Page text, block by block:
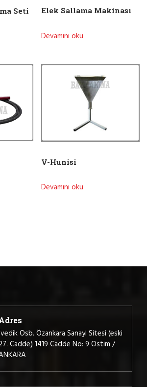
Seti Elek Sallama Makinası
Devamını oku
V-Hunisi
Devamını oku
Osb. Özankara Sanayi Sitesi (eski
Cadde) 1419 Cadde No: 9 Ostim /